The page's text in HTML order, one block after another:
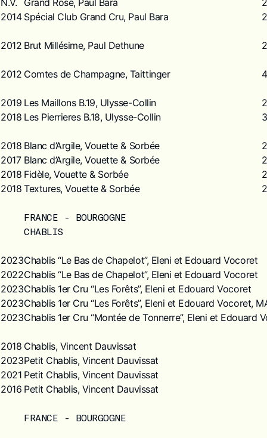
N.V.
Grand Rose, Paul Bara
2014 Spécial Club Grand Cru, Paul Bara
2012 Brut Millésime, Paul Dethune
2012 Comtes de Champagne, Taittinger
2019 Les Maillons B.19, Ulysse-Collin
2018 Les Pierrieres B.18, Ulysse-Collin
2018 Blanc d’Argile, Vouette & Sorbée
2017 Blanc d’Argile, Vouette & Sorbée
2018 Fidèle, Vouette & Sorbée
2018 Textures, Vouette & Sorbée
FRANCE - BOURGOGNE
CHABLIS
2023Chablis “Le Bas de Chapelot”, Eleni et Edouard Vocoret
2022Chablis “Le Bas de Chapelot”, Eleni et Edouard Vocoret
2023Chablis 1er Cru “Les Forêts”, Eleni et Edouard Vocoret
2023Chablis 1er Cru “Les Forêts”, Eleni et Edouard Vocoret,
2023Chablis 1er Cru “Montée de Tonnerre”, Eleni et Edouard
2018 Chablis, Vincent Dauvissat
2023Petit Chablis, Vincent Dauvissat
2021 Petit Chablis, Vincent Dauvissat
2016 Petit Chablis, Vincent Dauvissat
FRANCE - BOURGOGNE